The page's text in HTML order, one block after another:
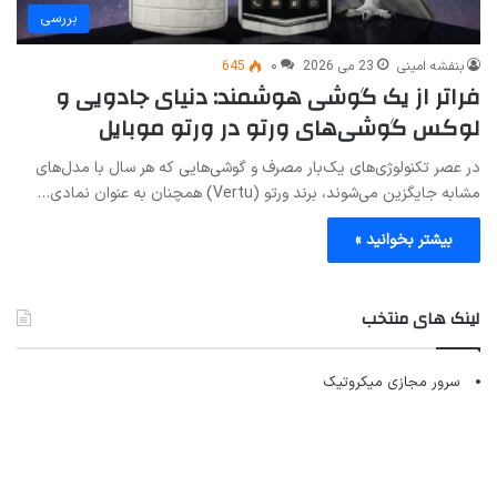
بررسی
بنفشه امینی 23 می 2026 ۰ 645
فراتر از یک گوشی هوشمند: دنیای جادویی و
لوکس گوشی‌های ورتو در ورتو موبایل
در عصر تکنولوژی‌های یک‌بار مصرف و گوشی‌هایی که هر سال با مدل‌های
مشابه جایگزین می‌شوند، برند ورتو (Vertu) همچنان به عنوان نمادی…
بیشتر بخوانید »
لینک های منتخب
سرور مجازی میکروتیک